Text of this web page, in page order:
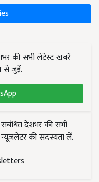
की सभी लेटेस्ट ख़बरें
से जुड़ें.
देशभर की सभी
की सदस्यता लें.